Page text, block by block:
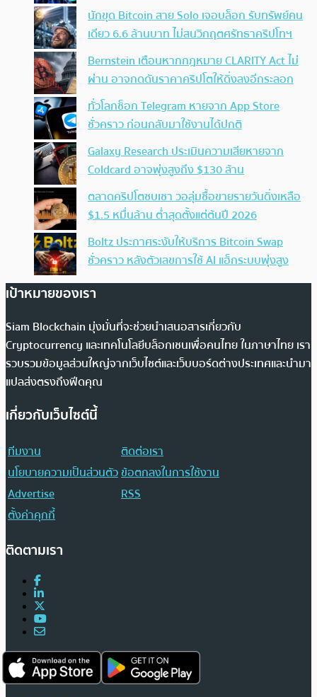
นักขุด Bitcoin สาย Solo เจอบล็อก รับทรัพย์คน
เดียว 6.6 ล้านบาท ไม่สนวิกฤตศรัทธาคริปโทฯ
Bernstein เตือนหากกฎหมาย CLARITY Act ไม่
ผ่าน อาจกดดันราคาคริปโตให้ดิ่งลงอีกระลอก
ทั่วโลกช็อก Telegram หายจาก App Store
ชั่วคราว ก่อนกลับมาใช้งานได้ปกติ
Galaxy Research ประเมินความเสียหายจาก
Coldcard อาจพุ่งสูงถึง $130 ล้าน
ตลาดคริปโตซบเซา วอลุ่มซื้อขายรายวันดิ่งเหลือ
$1.5 หมื่นล้าน ต่ำสุดตั้งแต่ต้นปี 2026
Boltz ประกาศระงับให้บริการ Bitcoin Swap
ชั่วคราว หลังตัวเลขการใช้ AI แฮ็กระบบพุ่งสูง
เป้าหมายของเรา
Siam Blockchain มุ่งมั่นที่จะช่วยนำเสนอสารเกี่ยวกับ
Cryptocurrency และเทคโนโลยีบล็อกเชนเพื่อคนไทย ในภาษาไทย เรา
รวบรวมข้อมูลส่วนใหญ่จากเว็บไซต์และเว็บบอร์ดต่างประเทศและนำมา
แปลส่งตรงถึงฟีดคุณ
เกี่ยวกับเว็บไซต์นี้
ทีมงาน
ติดต่อเรา
นโยบายความเป็นส่วนตัวข้อตกลงในการใช้งาน
Advertise
RSS
ตั้งค่าคุกกี้
ติดตามเรา